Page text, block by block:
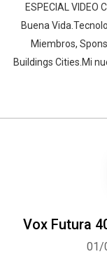
ESPECIAL
Buena
Miembros,
Buildings Cities.Mi
Vox Futura
01/